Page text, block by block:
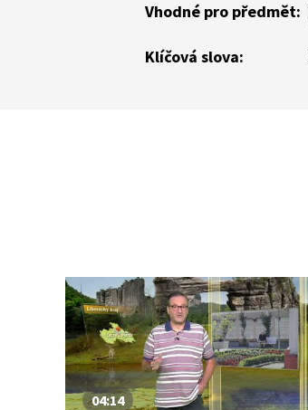
Vhodné pro předmět:
Klíčová slova:
04:14